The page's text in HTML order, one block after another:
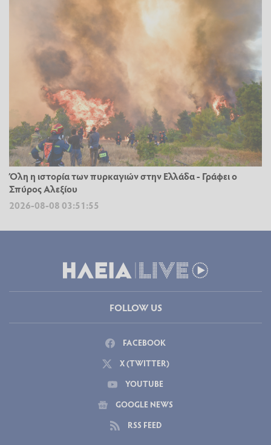
Όλη η ιστορία των πυρκαγιών στην Ελλάδα - Γράφει ο
Σπύρος Αλεξίου
2026-08-08 03:51:55
FOLLOW US
FACEBOOK
X (TWITTER)
YOUTUBE
GOOGLE NEWS
RSS FEED